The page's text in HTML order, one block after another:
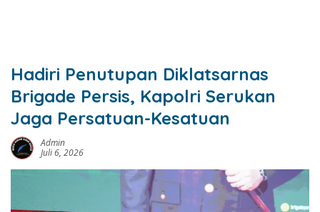
Hadiri Penutupan Diklatsarnas
Brigade Persis, Kapolri Serukan
Jaga Persatuan-Kesatuan
Admin
Juli 6, 2026